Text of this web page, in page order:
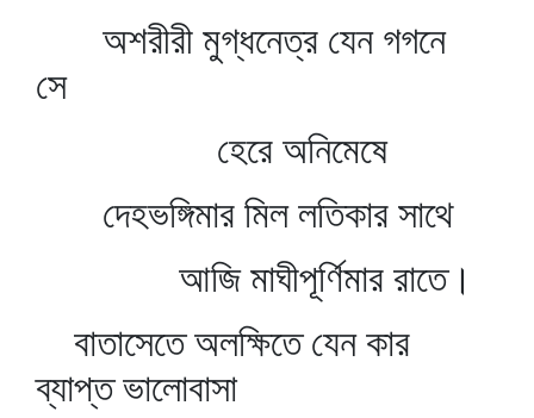
অশরীরী মুগ্ধনেত্র যেন গগনে
সে
হেরে অনিমেষে
দেহভঙ্গিমার মিল লতিকার সাথে
আজি মাঘীপূর্ণিমার রাতে।
বাতাসেতে অলক্ষিতে যেন কার
ব্যাপ্ত ভালোবাসা